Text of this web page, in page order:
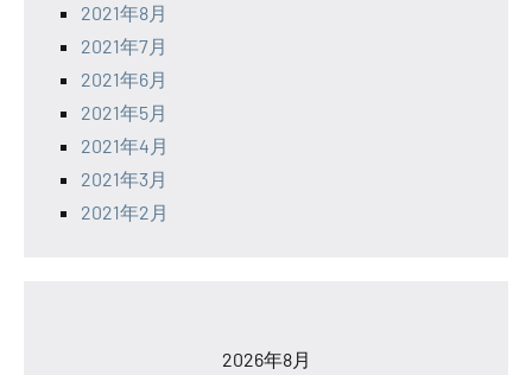
2021年8月
2021年7月
2021年6月
2021年5月
2021年4月
2021年3月
2021年2月
2026年8月